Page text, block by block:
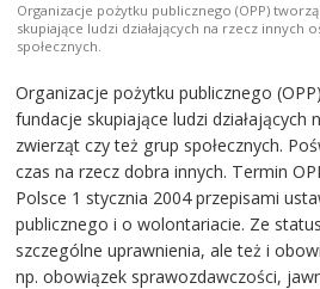
Organizacje pożytku publicznego (OPP)
skupiające ludzi działających na rzecz innych
społecznych.
Organizacje pożytku publicznego
fundacje skupiające ludzi działających
zwierząt czy też grup społecznych.
czas na rzecz dobra innych. Termin
Polsce 1 stycznia 2004 przepisami
publicznego i o wolontariacie. Ze
szczególne uprawnienia, ale też i
np. obowiązek sprawozdawczości,